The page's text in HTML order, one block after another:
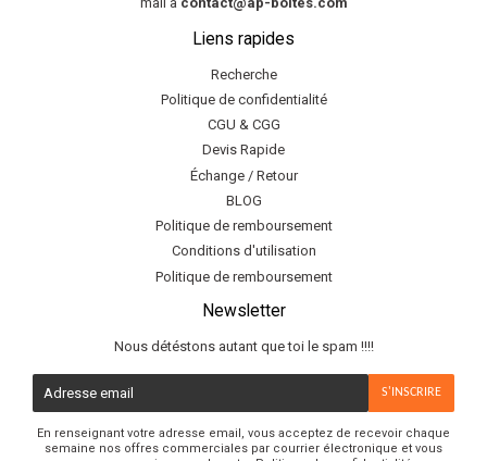
Liens rapides
Recherche
Politique de confidentialité
CGU & CGG
Devis Rapide
Échange / Retour
BLOG
Politique de remboursement
Conditions d'utilisation
Politique de remboursement
Newsletter
Nous détéstons autant que toi le spam !!!!
S'INSCRIRE
En renseignant votre adresse email, vous acceptez de recevoir chaque
semaine nos offres commerciales par courrier électronique et vous